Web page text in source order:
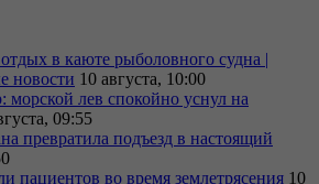
в каюте рыболовного судна |
новости 10 августа, 10:00
лев спокойно уснул на
09:55
превратила подъезд в настоящий
пациентов во время землетрясения 10